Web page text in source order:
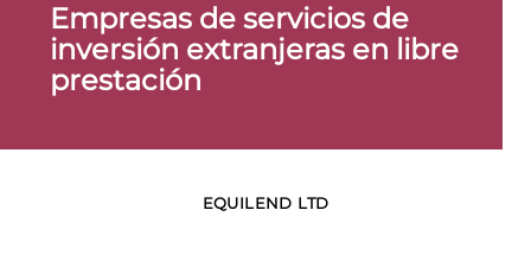
Empresas de servicios de
inversión extranjeras en libre
prestación
EQUILEND LTD